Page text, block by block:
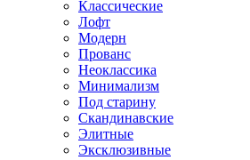
Классические
Лофт
Модерн
Прованс
Неоклассика
Минимализм
Под старину
Скандинавские
Элитные
Эксклюзивные